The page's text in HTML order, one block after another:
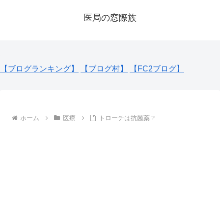
医局の窓際族
【ブログランキング】 【ブログ村】 【FC2ブログ】
ホーム 医療 トローチは抗菌薬？